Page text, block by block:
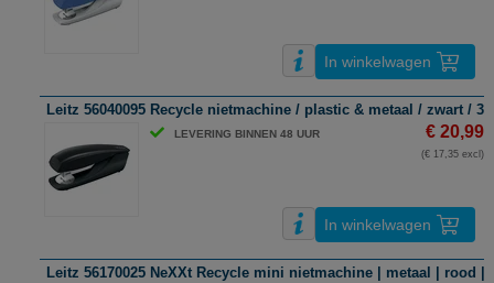
In winkelwagen
Leitz 56040095 Recycle nietmachine / plastic & metaal / zwart /
LEVERING BINNEN 48 UUR € 20,99
(€ 17,35 excl)
In winkelwagen
Leitz 56170025 NeXXt Recycle mini nietmachine | metaal | rood |